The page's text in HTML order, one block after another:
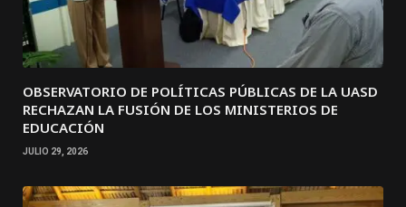
OBSERVATORIO DE POLÍTICAS PÚBLICAS DE LA UASD
RECHAZAN LA FUSIÓN DE LOS MINISTERIOS DE
EDUCACIÓN
JULIO 29, 2026